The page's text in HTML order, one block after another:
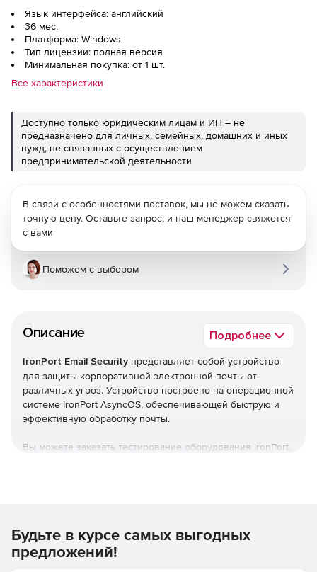
Язык интерфейса: английский
36 мес.
Платформа: Windows
Тип лицензии: полная версия
Минимальная покупка: от 1 шт.
Все характеристики
Доступно только юридическим лицам и ИП – не
предназначено для личных, семейных, домашних и иных
нужд, не связанных с осуществлением
предпринимательской деятельности
Описание Подробнее
IronPort Email Security представляет собой устройство
для защиты корпоративной электронной почты от
различных угроз. Устройство построено на операционной
системе IronPort AsyncOS, обеспечивающей быструю и
эффективную обработку почты.
Вы можете заказать тестирование оборудования IronPort,
Функциональность платформыIronPort Email Security
может быть дополнительно расширена приложениями
для фильтрации спама и вирусов, сканирования
В связи с особенностями поставок, мы не можем сказать
точную цену. Оставьте запрос, и наш менеджер свяжется
с вами
Поможем с выбором
Будьте в курсе самых выгодных
предложений!